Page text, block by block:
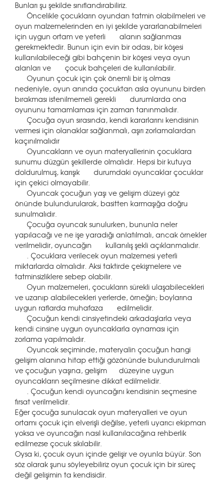
Bunları şu şekilde sınıflandırabiliriz.
Öncelikle çocukların oyundan tatmin olabilmeleri ve
oyun malzemelerinden en iyi şekilde yararlanabilmeleri
için uygun ortam ve yeterli alanın sağlanması
gerekmektedir. Bunun için evin bir odası, bir köşesi
kullanılabileceği gibi bahçenin bir köşesi veya oyun
alanları ve çocuk bahçeleri de kullanılabilir.
Oyunun çocuk için çok önemli bir iş olması
nedeniyle, oyun anında çocuktan asla oyununu birden
bırakması istenilmemeli gerekli durumlarda ona
oyununu tamamlaması için zaman tanınmalıdır.
Çocuğa oyun sırasında, kendi kararlarını kendisinin
vermesi için olanaklar sağlanmalı, aşırı zorlamalardan
kaçınılmalıdır
Oyuncakların ve oyun materyallerinin çocuklara
sunumu düzgün şekillerde olmalıdır. Hepsi bir kutuya
doldurulmuş, karışık durumdaki oyuncaklar çocuklar
için çekici olmayabilir.
Oyuncak çocuğun yaşı ve gelişim düzeyi göz
önünde bulundurularak, basitten karmaşığa doğru
sunulmalıdır.
Çocuğa oyuncak sunulurken, bununla neler
yapılacağı ve ne işe yaradığı anlatılmalı, ancak örnekler
verilmelidir, oyuncağın kullanılış şekli açıklanmalıdır.
. Çocuklara verilecek oyun malzemesi yeterli
miktarlarda olmalıdır. Aksi taktirde çekişmelere ve
tatminsizliklere sebep olabilir.
Oyun malzemeleri, çocukların sürekli ulaşabilecekleri
ve uzanıp alabilecekleri yerlerde, örneğin; boylarına
uygun raflarda muhafaza edilmelidir.
Çocuğun kendi cinsiyetindeki arkadaşlarla veya
kendi cinsine uygun oyuncaklarla oynaması için
zorlama yapılmalıdır.
Oyuncak seçiminde, materyalin çocuğun hangi
gelişim alanına hitap ettiği gözönünde bulundurulmalı
ve çocuğun yaşına, gelişim düzeyine uygun
oyuncakların seçilmesine dikkat edilmelidir.
. Çocuğun kendi oyuncağını kendisinin seçmesine
fırsat verilmelidir.
Eğer çocuğa sunulacak oyun materyalleri ve oyun
ortamı çocuk için elverişli değilse, yeterli uyarıcı ekipman
yoksa ve oyuncağın nasıl kullanılacağına rehberlik
edilmezse çocuk sıkılabilir.
Oysa ki, çocuk oyun içinde gelişir ve oyunla büyür. Son
söz olarak şunu söyleyebiliriz oyun çocuk için bir süreç
değil gelişimin ta kendisidir.